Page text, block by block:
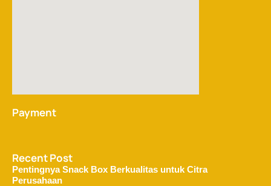
Payment
Recent Post
Pentingnya Snack Box Berkualitas untuk Citra
Perusahaan